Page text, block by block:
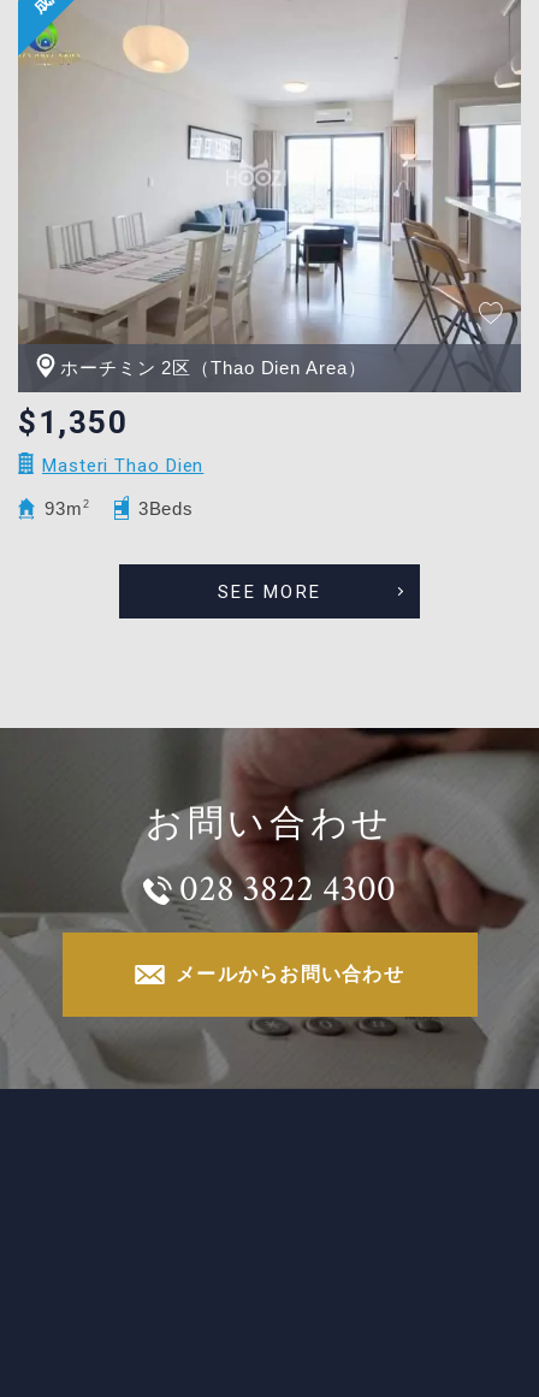
ホーチミン 2区（Thao Dien Area）
$1,350
Masteri Thao Dien
93m 2 3Beds
SEE MORE
お問い合わせ
028 3822 4300
メールからお問い合わせ